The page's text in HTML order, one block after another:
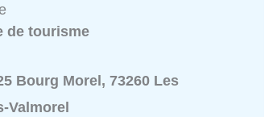
de tourisme
Bourg Morel, 73260 Les
Valmorel